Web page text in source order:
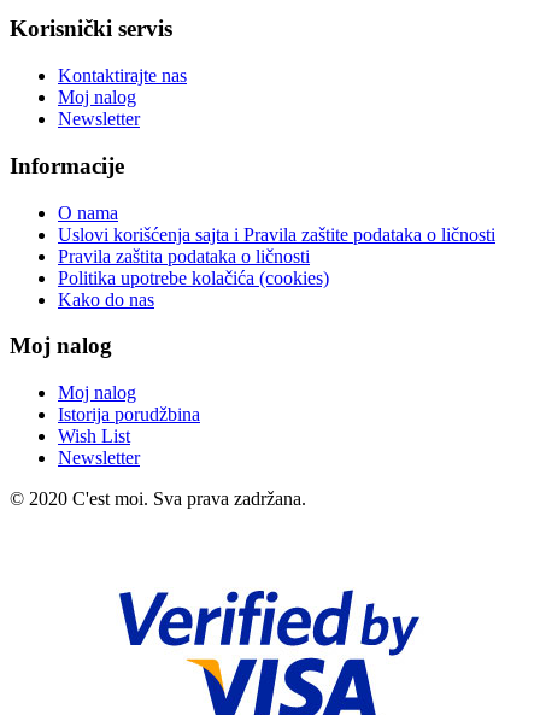
Korisnički servis
Kontaktirajte nas
Moj nalog
Newsletter
Informacije
O nama
Uslovi korišćenja sajta i Pravila zaštite podataka o ličnosti
Pravila zaštita podataka o ličnosti
Politika upotrebe kolačića (cookies)
Kako do nas
Moj nalog
Moj nalog
Istorija porudžbina
Wish List
Newsletter
© 2020 C'est moi. Sva prava zadržana.